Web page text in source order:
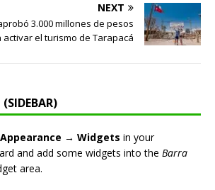
NEXT
3.000 millones de pesos
activar el turismo de Tarapacá
Appearance → Widgets in your
and add some widgets into the Barra
area.